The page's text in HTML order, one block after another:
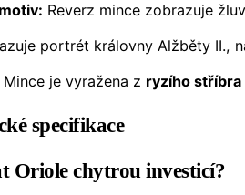
Reverz mince zobrazuje
portrét královny Alžběty II.,
Mince je vyražena z ryzího
specifikace
Oriole chytrou investicí?